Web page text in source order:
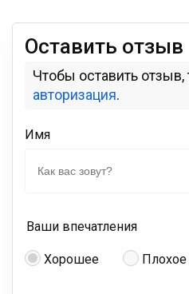
Оставить отзыв
Чтобы оставить отзыв,
авторизация.
Имя
Ваши впечатления
Хорошее Плохое